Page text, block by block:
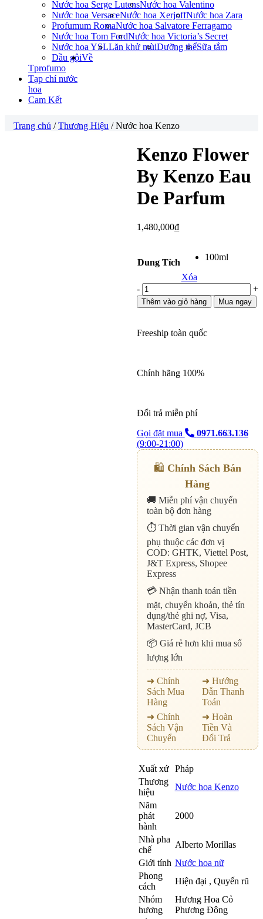
Nước hoa Serge LutensNước hoa Valentino
Nước hoa VersaceNước hoa XerjoffNước hoa Zara
Profumum RomaNước hoa Salvatore Ferragamo
Nước hoa Tom FordNước hoa Victoria’s Secret
Nước hoa YSLLăn khử mùiDưỡng thểSữa tắm
Dầu gộiVề
Tprofumo
Tạp chí nước
hoa
Cam Kết
Trang chủ /Thương Hiệu / Nước hoa Kenzo
Kenzo Flower
By Kenzo Eau
De Parfum
1,480,000₫
Dung Tích
100ml
Xóa
Kenzo
Flower
by
Eau
lượng
- +
Thêm vào giỏ hàng Mua ngay
Freeship toàn quốc
Chính hãng 100%
Đổi trả miễn phí
Gọi đặt mua
0971.663.136
(9:00-21:00)
🛍️ Chính Sách Bán
Hàng
🚚 Miễn phí vận chuyển
toàn bộ đơn hàng
⏱️ Thời gian vận chuyển
phụ thuộc các đơn vị
COD: GHTK, Viettel Post,
J&T Express, Shopee
Express
💳 Nhận thanh toán tiền
mặt, chuyển khoản, thẻ tín
dụng/thẻ ghi nợ, Visa,
MasterCard, JCB
📦 Giá rẻ hơn khi mua số
lượng lớn
➜ Chính
Sách Mua
Hàng
➜ Hướng
Dẫn Thanh
Toán
➜ Chính
Sách Vận
Chuyển
➜ Hoàn
Tiền Và
Đổi Trả
Xuất xứ
Pháp
Thương
hiệu
Nước hoa Kenzo
Năm
phát
hành
2000
Nhà pha
chế
Alberto Morillas
Giới tính Nước hoa nữ
Phong
cách
Hiện đại , Quyến rũ
Nhóm
hương
Hương Hoa Cỏ
Phương Đông